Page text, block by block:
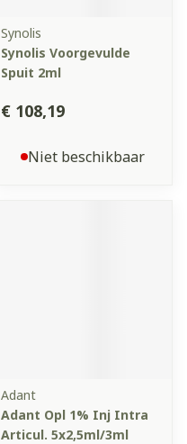
Synolis
Synolis Voorgevulde
Spuit 2ml
€ 108,19
Niet beschikbaar
Adant
Adant Opl 1% Inj Intra
Articul. 5x2,5ml/3ml